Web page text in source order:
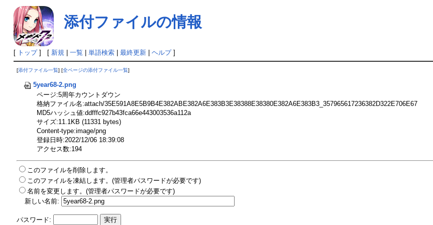
添付ファイルの情報
[ トップ] [ 新規| 一覧 単語検索| 最終更新| ヘルプ]
[添付ファイル一覧] [全ページの添付ファイル一覧]
5year68-2.png
ページ:5周年カウントダウン
格納ファイル名:attach/35E591A8E5B9B4E382ABE382A6E383B3E38388E38380E382A6E383B3_357965617236382D322E706E67
MD5ハッシュ値:ddfffc927b43fca66e443003536a112a
サイズ:11.1KB (11331 bytes)
Content-type:image/png
登録日時:2022/12/06 18:39:08
アクセス数:194
このファイルを削除します。
このファイルを凍結します。(管理者パスワードが必要です)
名前を変更します。(管理者パスワードが必要です)
新しい名前:
パスワード: